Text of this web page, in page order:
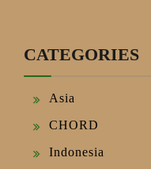
CATEGORIES
Asia
CHORD
Indonesia